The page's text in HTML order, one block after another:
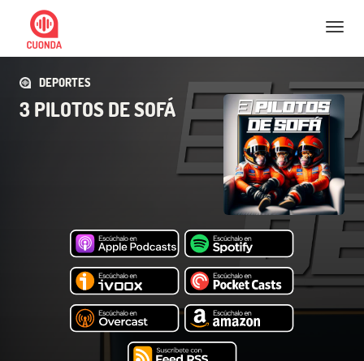
Nav
DEPORTES
3 PILOTOS DE SOFÁ